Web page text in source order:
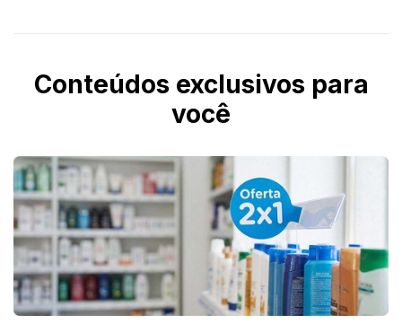
Conteúdos exclusivos para
você